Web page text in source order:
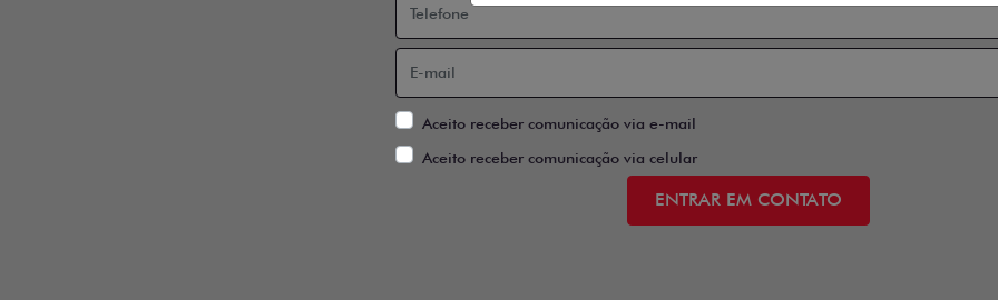
Aceito receber comunicação via e-mail
Aceito receber comunicação via celular
ENTRAR EM CONTATO